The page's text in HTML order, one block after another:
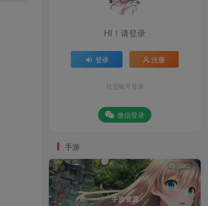
HI！请登录
登录 注册
社交账号登录
微信登录
手游
手游资源
1283